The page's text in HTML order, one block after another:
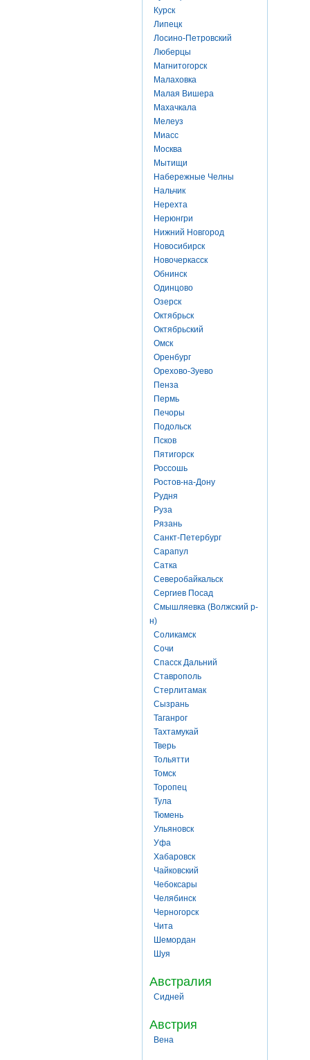
Курск
Липецк
Лосино-Петровский
Люберцы
Магнитогорск
Малаховка
Малая Вишера
Махачкала
Мелеуз
Миасс
Москва
Мытищи
Набережные Челны
Нальчик
Нерехта
Нерюнгри
Нижний Новгород
Новосибирск
Новочеркасск
Обнинск
Одинцово
Озерск
Октябрьск
Октябрьский
Омск
Оренбург
Орехово-Зуево
Пенза
Пермь
Печоры
Подольск
Псков
Пятигорск
Россошь
Ростов-на-Дону
Рудня
Руза
Рязань
Санкт-Петербург
Сарапул
Сатка
Северобайкальск
Сергиев Посад
Смышляевка (Волжский р-
н)
Соликамск
Сочи
Спасск Дальний
Ставрополь
Стерлитамак
Сызрань
Таганрог
Тахтамукай
Тверь
Тольятти
Томск
Торопец
Тула
Тюмень
Ульяновск
Уфа
Хабаровск
Чайковский
Чебоксары
Челябинск
Черногорск
Чита
Шемордан
Шуя
Австралия
Сидней
Австрия
Вена